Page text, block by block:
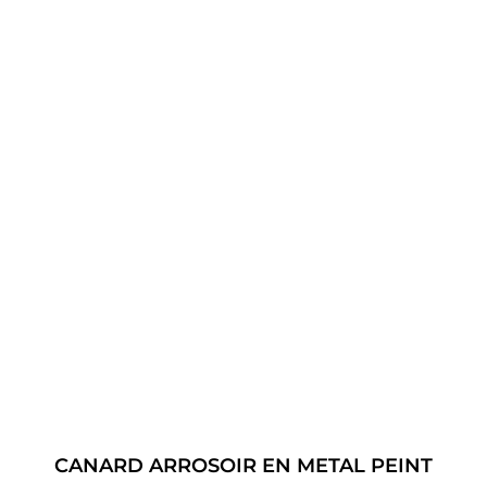
CANARD ARROSOIR EN METAL PEINT